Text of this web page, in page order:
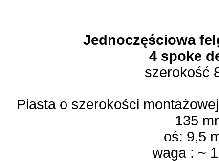
Jednoczęściowa
4 spoke
szerokość
Piasta o szerokości
135
oś: 9,5
waga : ~